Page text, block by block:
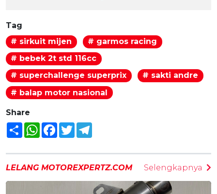
Tag
# sirkuit mijen
# garmos racing
# bebek 2t std 116cc
# superchallenge superprix
# sakti andre
# balap motor nasional
Share
Share WhatsAppFacebook
Twitter
LELANG MOTOREXPERTZ.COM Selengkapnya